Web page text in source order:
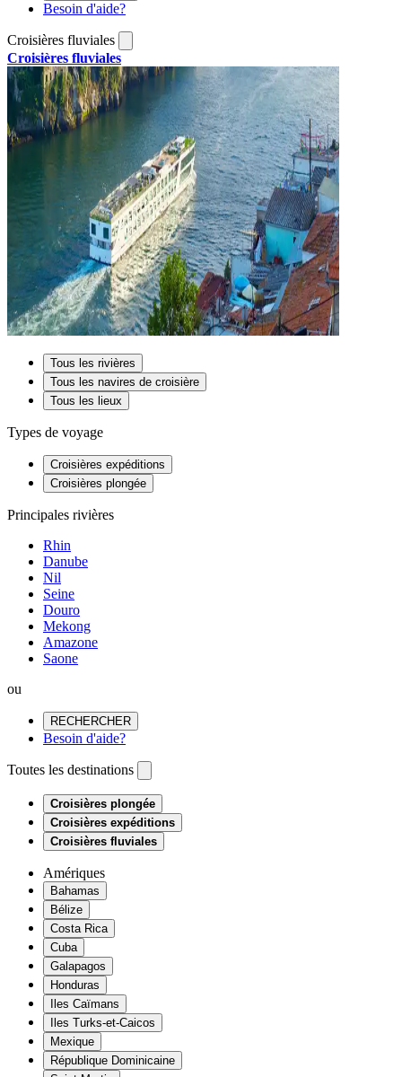
Besoin d'aide?
Croisières fluviales
Croisières fluviales
Tous les rivières
Tous les navires de croisière
Tous les lieux
Types de voyage
Croisières expéditions
Croisières plongée
Principales rivières
Rhin
Danube
Nil
Seine
Douro
Mekong
Amazone
Saone
ou
RECHERCHER
Besoin d'aide?
Toutes les destinations
Croisières plongée
Croisières expéditions
Croisières fluviales
Amériques
Bahamas
Bélize
Costa Rica
Cuba
Galapagos
Honduras
Iles Caïmans
Iles Turks-et-Caicos
Mexique
République Dominicaine